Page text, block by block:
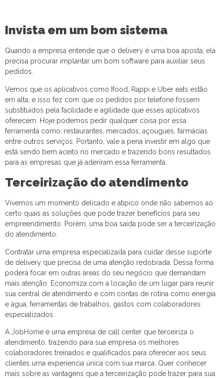
Invista em um bom sistema
Quando a empresa entende que o delivery é uma boa aposta, ela
precisa procurar implantar um bom software para auxiliar seus
pedidos.
Vemos que os aplicativos como Ifood, Rappi e Uber eats estão
em alta, e isso fez com que os pedidos por telefone fossem
substituídos pela facilidade e agilidade que esses aplicativos
oferecem. Hoje podemos pedir qualquer coisa por essa
ferramenta como: restaurantes, mercados, açougues, farmácias
entre outros serviços. Portanto, vale a pena investir em algo que
está sendo bem aceito no mercado e trazendo bons resultados
para as empresas que já aderiram essa ferramenta.
Terceirização do atendimento
Vivemos um momento delicado e atípico onde não sabemos ao
certo quais as soluções que pode trazer benefícios para seu
empreendimento. Porém, uma boa saída pode ser a terceirização
do atendimento.
Contratar uma empresa especializada para cuidar desse suporte
de delivery que precisa de uma atenção redobrada. Dessa forma
poderá focar em outras áreas do seu negócio que demandam
mais atenção. Economiza com a locação de um lugar para reunir
sua central de atendimento e com contas de rotina como energia
e água, ferramentas de trabalhos, gastos com colaboradores
especializados.
A JobHome é uma empresa de call center que terceiriza o
atendimento, trazendo para sua empresa os melhores
colaboradores treinados e qualificados para oferecer aos seus
clientes uma experiencia única com sua marca. Quer conhecer
mais sobre as vantagens que a terceirização pode trazer para sua